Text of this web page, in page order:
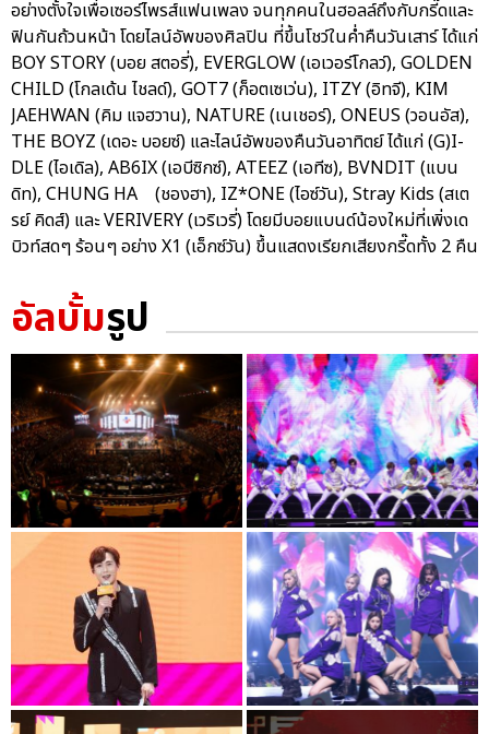
อย่างตั้งใจเพื่อเซอร์ไพรส์แฟนเพลง จนทุกคนในฮอลล์ถึงกับกรี๊ดและ
ฟินกันถ้วนหน้า โดยไลน์อัพของศิลปิน ที่ขึ้นโชว์ในค่ำคืนวันเสาร์ ได้แก่
BOY STORY (บอย สตอรี่), EVERGLOW (เอเวอร์โกลว์), GOLDEN
CHILD (โกลเด้น ไชลด์), GOT7 (ก็อตเซเว่น), ITZY (อิทจี), KIM
JAEHWAN (คิม แจฮวาน), NATURE (เนเชอร์), ONEUS (วอนอัส),
THE BOYZ (เดอะ บอยซ์) และไลน์อัพของคืนวันอาทิตย์ ได้แก่ (G)I-
DLE (ไอเดิล), AB6IX (เอบีซิกซ์), ATEEZ (เอทีซ), BVNDIT (แบน
ดิท), CHUNG HA (ชองฮา), IZ*ONE (ไอซ์วัน), Stray Kids (สเต
รย์ คิดส์) และ VERIVERY (เวริเวรี่) โดยมีบอยแบนด์น้องใหม่ที่เพิ่งเด
บิวท์สดๆ ร้อนๆ อย่าง X1 (เอ็กซ์วัน) ขึ้นแสดงเรียกเสียงกรี๊ดทั้ง 2 คืน
อัลบั้มรูป